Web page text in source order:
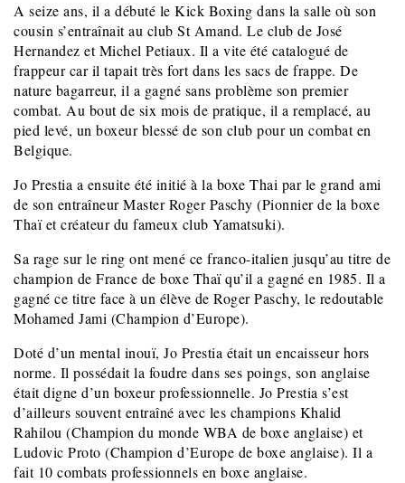
A seize ans, il a débuté le Kick Boxing dans la salle où son
cousin s’entraînait au club St Amand. Le club de José
Hernandez et Michel Petiaux. Il a vite été catalogué de
frappeur car il tapait très fort dans les sacs de frappe. De
nature bagarreur, il a gagné sans problème son premier
combat. Au bout de six mois de pratique, il a remplacé, au
pied levé, un boxeur blessé de son club pour un combat en
Belgique.
Jo Prestia a ensuite été initié à la boxe Thai par le grand ami
de son entraîneur Master Roger Paschy (Pionnier de la boxe
Thaï et créateur du fameux club Yamatsuki).
Sa rage sur le ring ont mené ce franco-italien jusqu’au titre de
champion de France de boxe Thaï qu’il a gagné en 1985. Il a
gagné ce titre face à un élève de Roger Paschy, le redoutable
Mohamed Jami (Champion d’Europe).
Doté d’un mental inouï, Jo Prestia était un encaisseur hors
norme. Il possédait la foudre dans ses poings, son anglaise
était digne d’un boxeur professionnelle. Jo Prestia s’est
d’ailleurs souvent entraîné avec les champions Khalid
Rahilou (Champion du monde WBA de boxe anglaise) et
Ludovic Proto (Champion d’Europe de boxe anglaise). Il a
fait 10 combats professionnels en boxe anglaise.